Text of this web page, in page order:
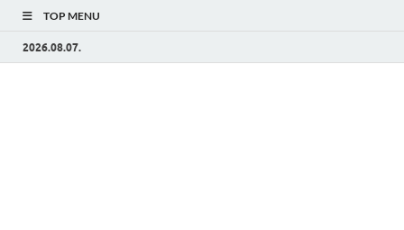
TOP MENU
2026.08.07.